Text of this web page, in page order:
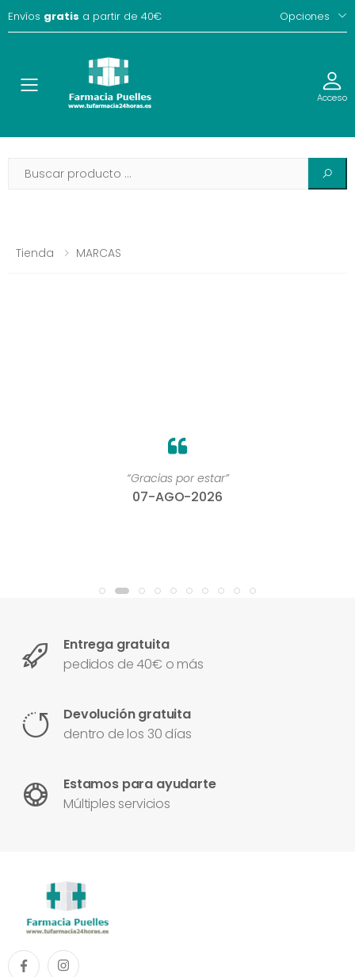
Envíos gratis a partir de 40€ Opciones
Toggle Acceso
Tienda MARCAS
“Gracias por estar”
07-AGO-2026
Entrega gratuita
pedidos de 40€ o más
Devolución gratuita
dentro de los 30 días
Estamos para ayudarte
Múltiples servicios